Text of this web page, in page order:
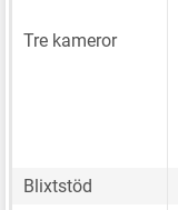
Tre kameror
Blixtstöd